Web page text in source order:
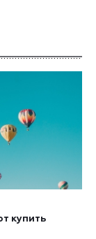
купить